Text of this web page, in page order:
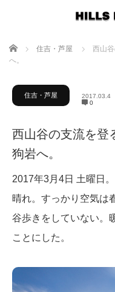
ホーム 住吉・芦屋
西山
へ。
住吉・芦屋 2017.03.4
0
西山谷の支流を登
狗岩へ。
2017年3月4日 土曜日
晴れ。すっかり空気は
谷歩きをしていない。
ことにした。